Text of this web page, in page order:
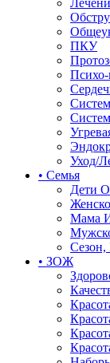
ПКУ
Психо-
Уход/
• Семья
Дети
Мама
Сезон,
• ЗОЖ